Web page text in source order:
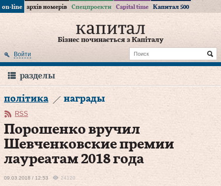
on-line архів номерів Спецпроекти Capital time Капитал 500
Бізнес починається з Капіталу
Войти
разделы
політика награды
RSS
Порошенко вручил
Шевченковские премии
лауреатам 2018 года
09.03.2018 / 12:53 24120